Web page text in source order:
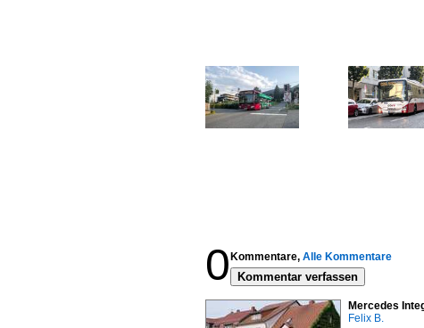
0 Kommentare, Alle Kommentare
Kommentar verfassen
Mercedes
Felix B.